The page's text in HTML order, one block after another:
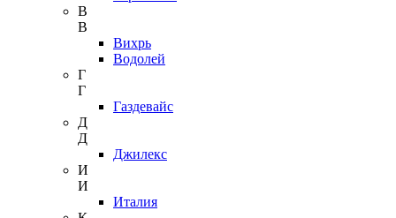
В
В
Вихрь
Водолей
Г
Г
Газдевайс
Д
Д
Джилекс
И
И
Италия